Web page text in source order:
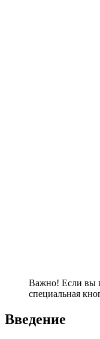
Важно! Если вы
специальная
Введение